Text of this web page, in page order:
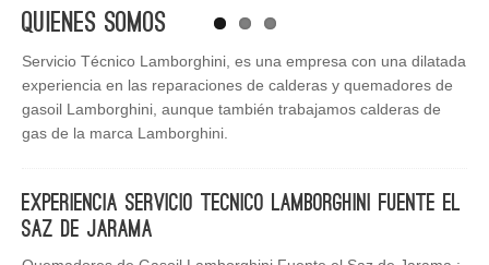
Quienes Somos
Servicio Técnico Lamborghini, es una empresa con una dilatada
experiencia en las reparaciones de calderas y quemadores de
gasoil Lamborghini, aunque también trabajamos calderas de
gas de la marca Lamborghini.
Experiencia Servicio Tecnico Lamborghini Fuente el
Saz de Jarama